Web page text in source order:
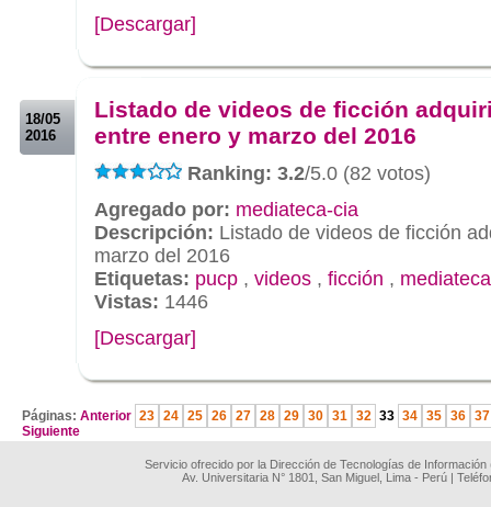
[Descargar]
18/05
2016
Listado de videos de ficción
entre enero y marzo del 2016
Ranking: 3.2/5.0 (82 votos)
Agregado por: mediateca-cia
Descripción: Listado de videos de ficción
marzo del 2016
Etiquetas: pucp , videos , ficción , mediateca
Vistas: 1446
[Descargar]
Páginas: Anterior 23 24 25 26 27 28 29 30 31 32 33 34 35 36 37
Siguiente
Servicio ofrecido por la Dirección de Tecnologías de
Av. Universitaria N° 1801, San Miguel, Lima - Perú |